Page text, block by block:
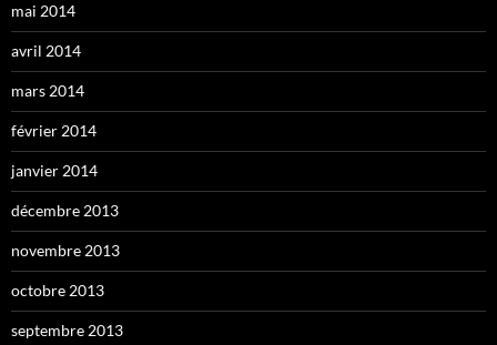
mai 2014
avril 2014
mars 2014
février 2014
janvier 2014
décembre 2013
novembre 2013
octobre 2013
septembre 2013